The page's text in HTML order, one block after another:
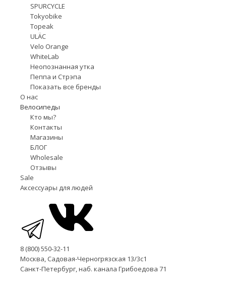
SPURCYCLE
Tokyobike
Topeak
ULÄC
Velo Orange
WhiteLab
Неопознанная утка
Пеппа и Стрэпа
Показать все бренды
О нас
Велосипеды
Кто мы?
Контакты
Магазины
БЛОГ
Wholesale
Отзывы
Sale
Аксессуары для людей
8 (800) 550-32-11
Москва, Садовая-Черногрязская 13/3с1
Санкт-Петербург, наб. канала Грибоедова 71